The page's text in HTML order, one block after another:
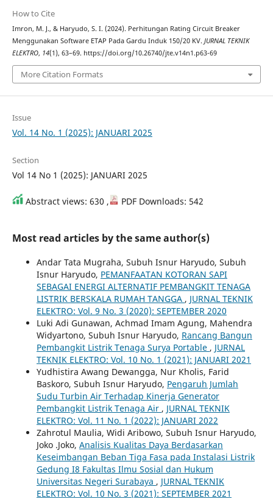
How to Cite
Imron, M. J., & Haryudo, S. I. (2024). Perhitungan Rating Circuit Breaker
Menggunakan Software ETAP Pada Gardu Induk 150/20 KV. JURNAL TEKNIK
ELEKTRO, 14(1), 63–69. https://doi.org/10.26740/jte.v14n1.p63-69
More Citation Formats
Issue
Vol. 14 No. 1 (2025): JANUARI 2025
Section
Vol 14 No 1 (2025): JANUARI 2025
Abstract views: 630 , PDF Downloads: 542
Most read articles by the same author(s)
Andar Tata Mugraha, Subuh Isnur Haryudo, Subuh
Isnur Haryudo, PEMANFAATAN KOTORAN SAPI
SEBAGAI ENERGI ALTERNATIF PEMBANGKIT TENAGA
LISTRIK BERSKALA RUMAH TANGGA , JURNAL TEKNIK
ELEKTRO: Vol. 9 No. 3 (2020): SEPTEMBER 2020
Luki Adi Gunawan, Achmad Imam Agung, Mahendra
Widyartono, Subuh Isnur Haryudo, Rancang Bangun
Pembangkit Listrik Tenaga Surya Portable , JURNAL
TEKNIK ELEKTRO: Vol. 10 No. 1 (2021): JANUARI 2021
Yudhistira Awang Dewangga, Nur Kholis, Farid
Baskoro, Subuh Isnur Haryudo, Pengaruh Jumlah
Sudu Turbin Air Terhadap Kinerja Generator
Pembangkit Listrik Tenaga Air , JURNAL TEKNIK
ELEKTRO: Vol. 11 No. 1 (2022): JANUARI 2022
Zahrotul Maulia, Widi Aribowo, Subuh Isnur Haryudo,
Joko .Joko, Analisis Kualitas Daya Berdasarkan
Keseimbangan Beban Tiga Fasa pada Instalasi Listrik
Gedung I8 Fakultas Ilmu Sosial dan Hukum
Universitas Negeri Surabaya , JURNAL TEKNIK
ELEKTRO: Vol. 10 No. 3 (2021): SEPTEMBER 2021